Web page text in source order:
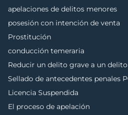
apelaciones de delitos menores
posesión con intención de venta
Prostitución
conducción temeraria
Reducir un delito grave a un delito
Sellado de antecedentes penales
Licencia Suspendida
El proceso de apelación